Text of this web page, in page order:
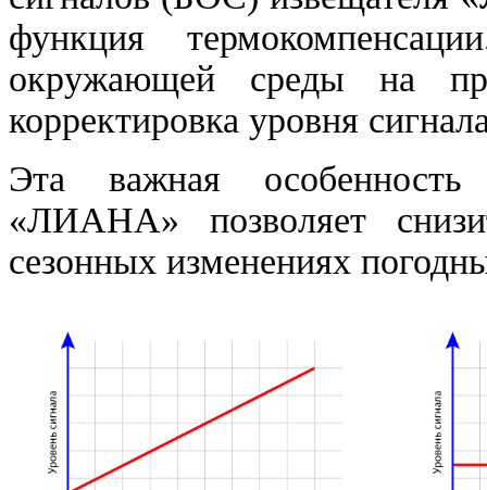
функция
окружающей среды на
корректировка уровня
Эта важная особенность
«ЛИАНА» позволяет
сезонных изменениях